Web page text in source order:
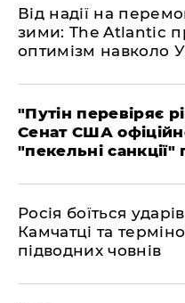
​Від надії на
зими: The Atlantic
оптимізм навколо
​"Путін перевіряє
Сенат США
"пекельні санкції"
​Росія боїться
Камчатці та
підводних човнів